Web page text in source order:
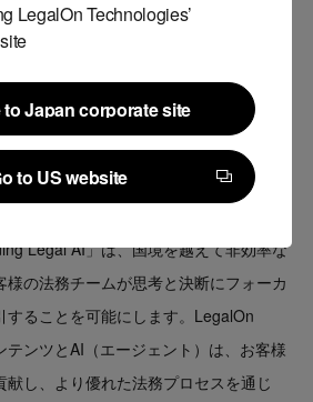
LegalOn Technologies’
Japan corporate site
Japan corporate site
to US website
to US website
49年）6月10日
1,364名）（2025年3月31日現在）
Leading Legal AI」について
cloud.com/）
Legal AI」は、国境を越えて非効率な
の法務チームが思考と決断にフォーカ
することを可能にします。LegalOn
ンツとAI（エージェント）は、お客様
し、より優れた法務プロセスを通じ